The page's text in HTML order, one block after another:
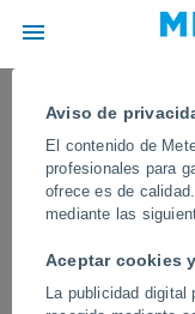
Aviso de
El contenido de
profesionales para
ofrece es de
mediante las
Aceptar cookies
La publicidad digital
El tiempo en
Nueva Gales
Todas las
N - P Q - S T -